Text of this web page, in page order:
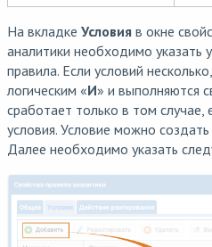
На вкладке Условия в окне
аналитики необходимо указать
правила. Если условий
логическим «И» и выполняются
сработает только в том случае,
условия. Условие можно
Далее необходимо указать